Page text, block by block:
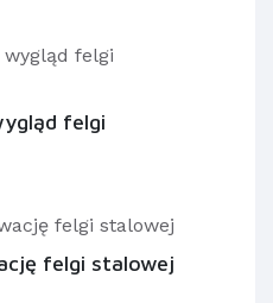
felgi
felgi stalowej